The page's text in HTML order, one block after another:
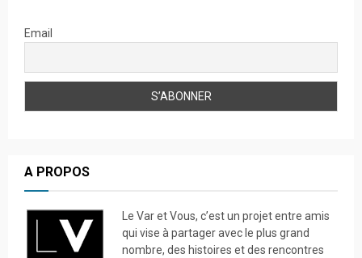
Email
A PROPOS
Le Var et Vous, c’est un projet entre amis
qui vise à partager avec le plus grand
nombre, des histoires et des rencontres